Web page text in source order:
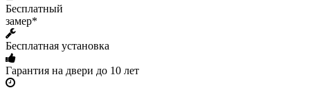
Бесплатный
замер*
Бесплатная установка
Гарантия на двери до 10 лет